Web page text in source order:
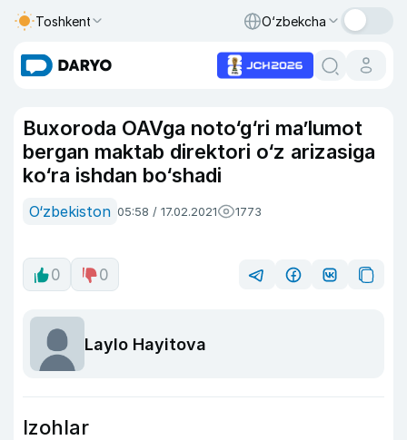
Toshkent O‘zbekcha
Buxoroda OAVga noto‘g‘ri ma’lumot
bergan maktab direktori o‘z arizasiga
ko‘ra ishdan bo‘shadi
O‘zbekiston 05:58 / 17.02.2021 1773
0 0
Laylo Hayitova
Izohlar